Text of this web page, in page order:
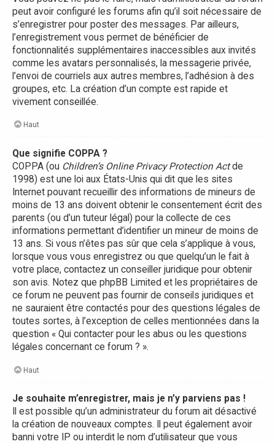
peut avoir configuré les forums afin qu’il soit nécessaire de
s’enregistrer pour poster des messages. Par ailleurs,
l’enregistrement vous permet de bénéficier de
fonctionnalités supplémentaires inaccessibles aux invités
comme les avatars personnalisés, la messagerie privée,
l’envoi de courriels aux autres membres, l’adhésion à des
groupes, etc. La création d’un compte est rapide et
vivement conseillée.
Haut
Que signifie COPPA ?
COPPA (ou Children’s Online Privacy Protection Actde
1998) est une loi aux États-Unis qui dit que les sites
Internet pouvant recueillir des informations de mineurs de
moins de 13 ans doivent obtenir le consentement écrit des
parents (ou d’un tuteur légal) pour la collecte de ces
informations permettant d’identifier un mineur de moins de
13 ans. Si vous n’êtes pas sûr que cela s’applique à vous,
lorsque vous vous enregistrez ou que quelqu’un le fait à
votre place, contactez un conseiller juridique pour obtenir
son avis. Notez que phpBB Limited et les propriétaires de
ce forum ne peuvent pas fournir de conseils juridiques et
ne sauraient être contactés pour des questions légales de
toutes sortes, à l’exception de celles mentionnées dans la
question « Qui contacter pour les abus ou les questions
légales concernant ce forum ? ».
Haut
Je souhaite m’enregistrer, mais je n’y parviens pas !
Il est possible qu’un administrateur du forum ait désactivé
la création de nouveaux comptes. Il peut également avoir
banni votre IP ou interdit le nom d’utilisateur que vous